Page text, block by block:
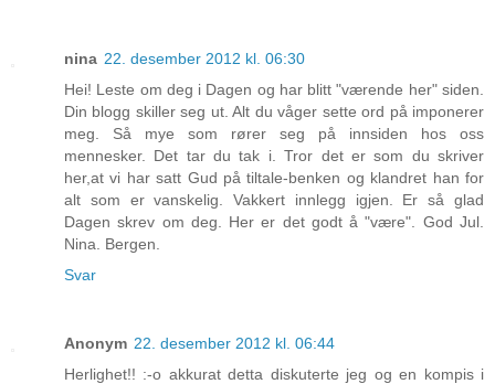
nina 22. desember 2012 kl. 06:30
Hei! Leste om deg i Dagen og har blitt "værende her" siden.
Din blogg skiller seg ut. Alt du våger sette ord på imponerer
meg. Så mye som rører seg på innsiden hos oss
mennesker. Det tar du tak i. Tror det er som du skriver
her,at vi har satt Gud på tiltale-benken og klandret han for
alt som er vanskelig. Vakkert innlegg igjen. Er så glad
Dagen skrev om deg. Her er det godt å "være". God Jul.
Nina. Bergen.
Svar
Anonym 22. desember 2012 kl. 06:44
Herlighet!! :-o akkurat detta diskuterte jeg og en kompis i